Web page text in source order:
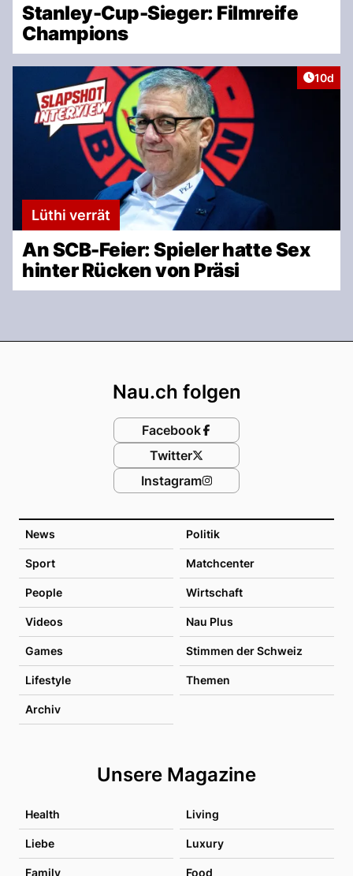
Stanley-Cup-Sieger: Filmreife
Champions
Artikel
10d
Lüthi verrät
An SCB-Feier: Spieler hatte Sex
hinter Rücken von Präsi
News Politik
Sport Matchcenter
People Wirtschaft
Videos Nau Plus
Games Stimmen der Schweiz
Lifestyle Themen
Archiv
Unsere Magazine
Health Living
Liebe Luxury
Family Food
Nau.ch folgen
Facebook
Twitter
Instagram